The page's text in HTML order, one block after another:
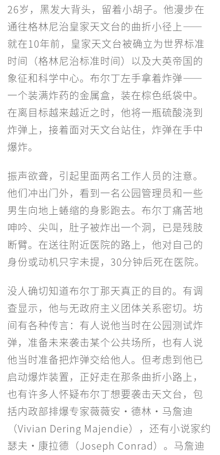
26岁，黑发大背头，留着小胡子。他漫步在
通往格林尼治皇家天文台的曲折小径上——
就在10年前，皇家天文台被确立为世界标准
时间（格林尼治标准时间）以及大英帝国的
象征和科学中心。布尔丁左手拿着炸弹——
一个装满炸药的金属盒，装在棕色纸袋中。
在离目标越来越近之时，他将一瓶硫酸浇到
炸弹上，接着面对天文台站住，炸弹在手中
爆炸。
振声欲聋，引起里面两名工作人员的注意。
他们冲出门外，看到一名公园管理员和一些
男生向地上蜷缩的身影跑去。布尔丁痛苦地
呻吟、尖叫，肚子被炸出一个洞，已是残肢
断臂。在送往附近医院的路上，他对自己的
身份或动机只字未提，30分钟后死在医院。
没人确切知道布尔丁那天真正的目的。有调
查显示，他与无政府主义团体关系密切。坊
间有各种传言：有人说他当时在公园测试炸
弹，准备未来袭击某个公共场所，也有人说
他当时准备把炸弹交给他人。但考虑到他已
启动爆炸装置，正好走在那条曲折小路上，
也有许多人怀疑布尔丁想要袭击天文台，包
括内政部排爆专家薇薇安·德林·马詹迪
（Vivian Dering Majendie），还有小说家约
瑟夫·康拉德（Joseph Conrad）。马詹迪